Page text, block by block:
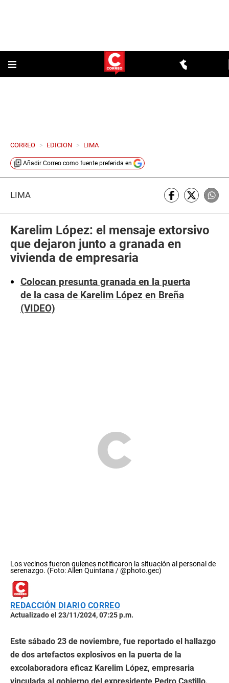
CORREO > EDICION > LIMA
Añadir Correo como fuente preferida en
LIMA
Karelim López: el mensaje extorsivo
que dejaron junto a granada en
vivienda de empresaria
Colocan presunta granada en la puerta
de la casa de Karelim López en Breña
(VIDEO)
Los vecinos fueron quienes notificaron la situación al personal de
serenazgo. (Foto: Allen Quintana / @photo.gec)
REDACCIÓN DIARIO CORREO
Actualizado el 23/11/2024, 07:25 p.m.
Este sábado 23 de noviembre, fue reportado el hallazgo
de dos artefactos explosivos en la puerta de la
excolaboradora eficaz Karelim López, empresaria